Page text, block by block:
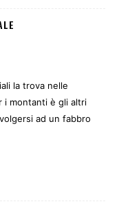
la trova nelle
i montanti è gli altri
ad un fabbro